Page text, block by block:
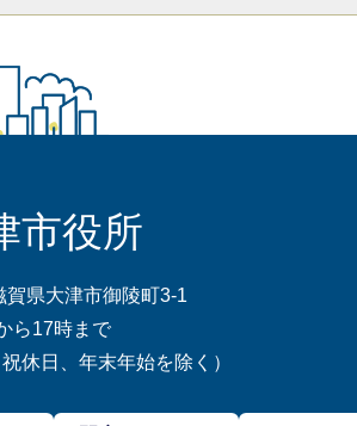
市役所
県大津市御陵町3-1
ら17時まで
休日、年末年始を除く）